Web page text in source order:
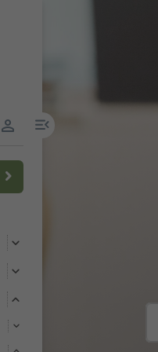
gebruikerslink
menulink